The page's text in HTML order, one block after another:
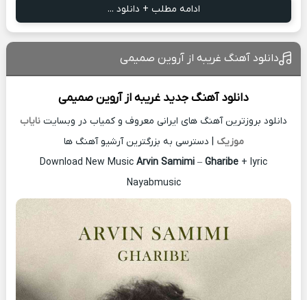
ادامه مطلب + دانلود ...
دانلود آهنگ غریبه از آروین صمیمی
دانلود آهنگ جدید غریبه ازآروین صمیمی
دانلود بروزترین آهنگ های ایرانی معروف و کمیاب در وبسایت نایاب
موزیک | دسترسی به بزرگترین آرشیو آهنگ ها
Download New Music Arvin Samimi – Gharibe + lyric
Nayabmusic